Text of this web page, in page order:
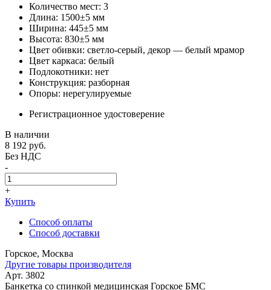
Количество мест: 3
Длина: 1500±5 мм
Ширина: 445±5 мм
Высота: 830±5 мм
Цвет обивки: светло-серый, декор — белый мрамор
Цвет каркаса: белый
Подлокотники: нет
Конструкция: разборная
Опоры: нерегулируемые
Регистрационное удостоверение
В наличии
8 192 руб.
Без НДС
-
+
Купить
Способ оплаты
Способ доставки
Горское, Москва
Другие товары производителя
Арт. 3802
Банкетка со спинкой медицинская Горское БМС